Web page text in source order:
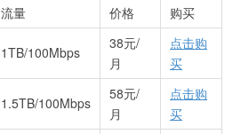
流量 价格 购买
1TB/100Mbps
38元/
月
点击购
买
1.5TB/100Mbps
58元/
月
点击购
买